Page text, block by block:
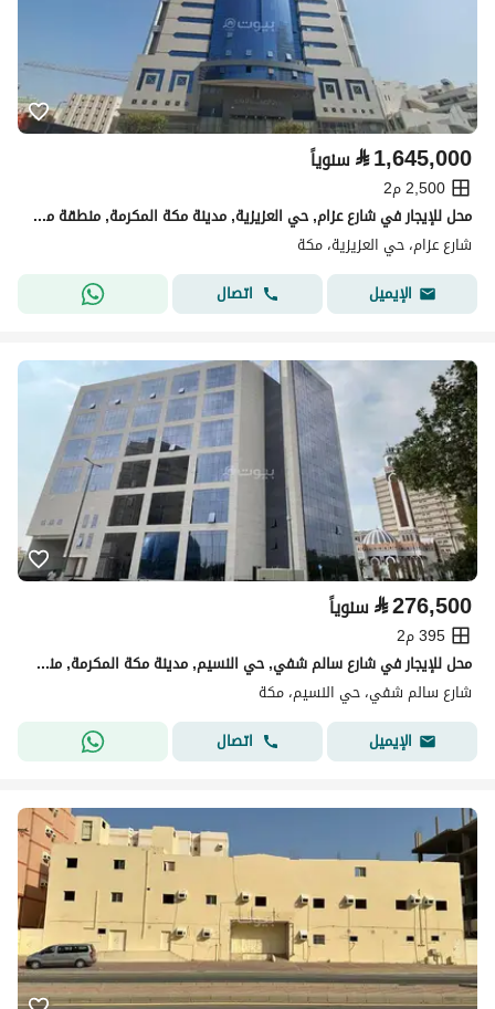
⃁1,645,000 سنوياً
2,500 م2
محل للإيجار في شارع عزام, حي العزيزية, مدينة مكة المكرمة, منطقة مكة المكرمة
شارع عزام، حي العزيزية، مكة
الإيميل
اتصال
⃁276,500 سنوياً
395 م2
محل للإيجار في شارع سالم شفي, حي النسيم, مدينة مكة المكرمة, منطقة مكة المكرمة
شارع سالم شفي، حي النسيم، مكة
الإيميل
اتصال